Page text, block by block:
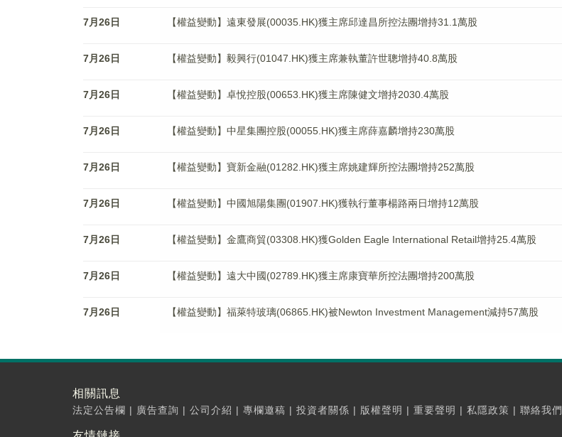
7月26日 【權益變動】遠東發展(00035.HK)獲主席邱達昌所控法團增持31.1萬股
7月26日 【權益變動】毅興行(01047.HK)獲主席兼執董許世聰增持40.8萬股
7月26日 【權益變動】卓悅控股(00653.HK)獲主席陳健文增持2030.4萬股
7月26日 【權益變動】中星集團控股(00055.HK)獲主席薛嘉麟增持230萬股
7月26日 【權益變動】寶新金融(01282.HK)獲主席姚建輝所控法團增持252萬股
7月26日 【權益變動】中國旭陽集團(01907.HK)獲執行董事楊路兩日增持12萬股
7月26日 【權益變動】金鷹商貿(03308.HK)獲Golden Eagle International Retail增持25.4萬股
7月26日 【權益變動】遠大中國(02789.HK)獲主席康寶華所控法團增持200萬股
7月26日 【權益變動】福萊特玻璃(06865.HK)被Newton Investment Management減持57萬股
相關訊息
法定公告欄 | 廣告查詢 | 公司介紹 | 專欄邀稿 | 投資者關係 | 版權聲明 | 重要聲明 | 私隱政策 | 聯絡我們